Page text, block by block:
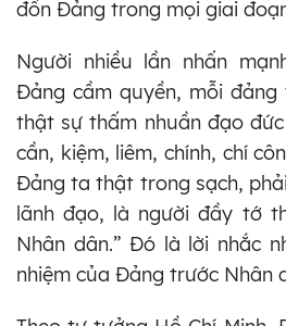
đốn Đảng trong mọi giai
Người nhiều lần nhấn
Đảng cầm quyền, mỗi
thật sự thấm nhuần đạo
cần, kiệm, liêm, chính, chí
Đảng ta thật trong sạch,
lãnh đạo, là người đầy tớ
Nhân dân.” Đó là lời nhắc
nhiệm của Đảng trước Nhân